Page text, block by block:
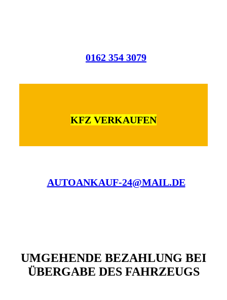
0162 354 3079
KFZ VERKAUFEN
AUTOANKAUF-24@MAIL.DE
UMGEHENDE BEZAHLUNG BEI
ÜBERGABE DES FAHRZEUGS